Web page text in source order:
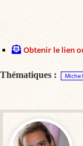
Obtenir le lien
Thématiques :